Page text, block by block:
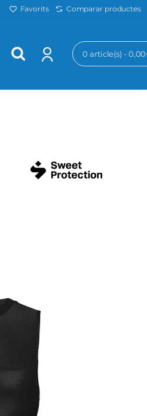
Favorits Comparar productes
0 article(s) -